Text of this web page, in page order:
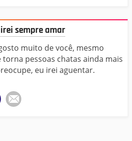
sempre amar
muito de você, mesmo
pessoas chatas ainda mais
eu irei aguentar.